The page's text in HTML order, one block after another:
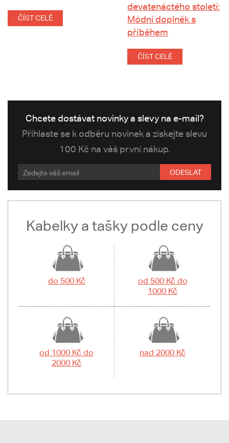
ČÍST CELÉ
devatenáctého století:
Módní doplněk s
příběhem
ČÍST CELÉ
Chcete dostávat novinky a slevy na e-mail?
Přihlaste se k odběru novinek a získejte slevu
100 Kč na váš první nákup.
ODESLAT
Kabelky a tašky podle ceny
do 500 Kč
od 500 Kč do
1000 Kč
od 1000 Kč do
2000 Kč
nad 2000 Kč